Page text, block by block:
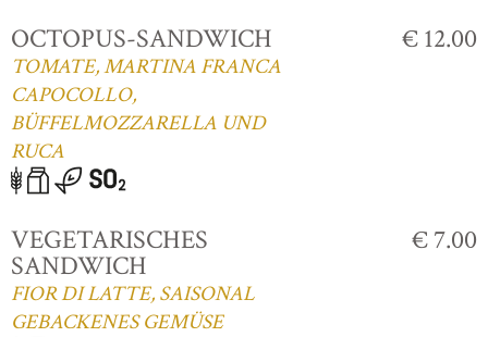
OCTOPUS-SANDWICH
TOMATE, MARTINA FRANCA
CAPOCOLLO,
BÜFFELMOZZARELLA UND
RUCA
€ 12.00
VEGETARISCHES
SANDWICH
FIOR DI LATTE, SAISONAL
GEBACKENES GEMÜSE
€ 7.00